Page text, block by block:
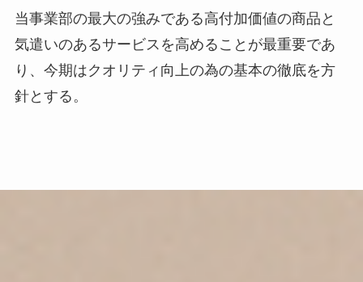
当事業部の最⼤の強みである⾼付加価値の商品と
気遣いのあるサービスを⾼めることが最重要であ
り、 今期はクオリティ向上の為の基本の徹底を⽅
針とする。